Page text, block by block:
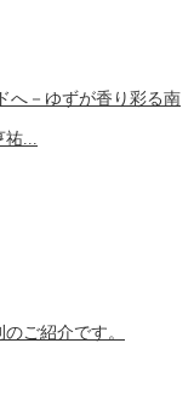
へ－ゆずが香り彩る南
祐...
ご紹介です。